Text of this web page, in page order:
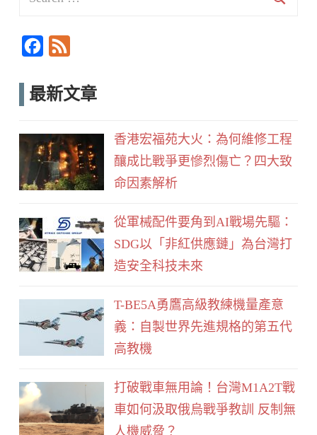
c
o
k
e
最新文章
香港宏福苑大火：為何維修工程
釀成比戰爭更慘烈傷亡？四大致
命因素解析
從軍械配件要角到AI戰場先驅：
SDG以「非紅供應鏈」為台灣打
造安全科技未來
T-BE5A勇鷹高級教練機量產意
義：自製世界先進規格的第五代
高教機
打破戰車無用論！台灣M1A2T戰
車如何汲取俄烏戰爭教訓 反制無
人機威脅？